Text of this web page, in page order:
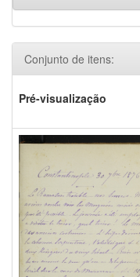
Conjunto de itens:
Pré-visualização